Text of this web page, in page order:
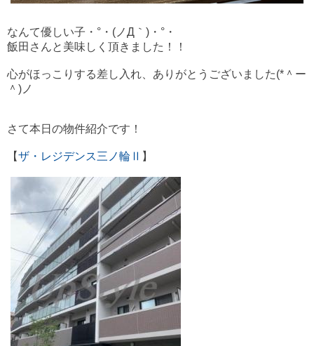
なんて優しい子・°・(ノД｀)・°・
飯田さんと美味しく頂きました！！
心がほっこりする差し入れ、ありがとうございました(*＾ー
＾)ノ
さて本日の物件紹介です！
【ザ・レジデンス三ノ輪Ⅱ 】